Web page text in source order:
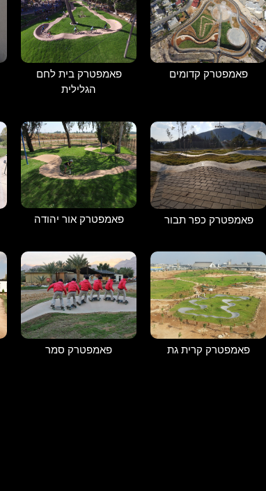
פאמפטרק קדומים
פאמפטרק בית לחם
הגלילית
פאמפטרק כפר תבור פאמפטרק אור יהודה
פאמפטרק קרית גת פאמפטרק סמר